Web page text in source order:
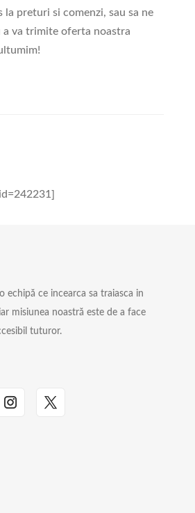
la preturi si comenzi, sau sa ne
va trimite oferta noastra
echipă ce incearca sa traiasca in
misiunea noastră este de a face
tuturor.